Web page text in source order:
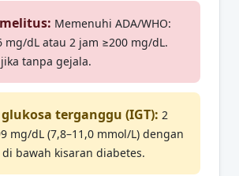
Memenuhi ADA/WHO:
mg/dL atau 2 jam ≥200 mg/dL.
tanpa gejala.
terganggu (IGT): 2
mg/dL (7,8–11,0 mmol/L) dengan
bawah kisaran diabetes.